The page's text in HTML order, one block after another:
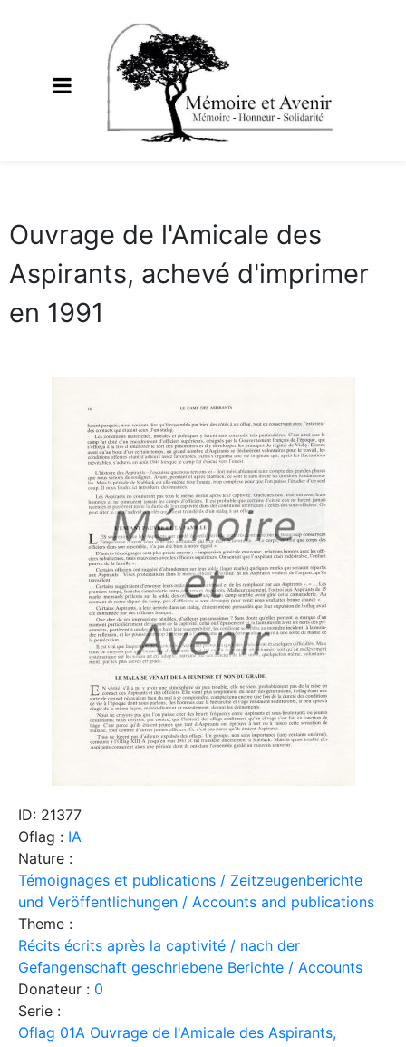
Ouvrage de l'Amicale des
Aspirants, achevé d'imprimer
en 1991
ID: 21377
Oflag : IA
Nature :
Témoignages et publications / Zeitzeugenberichte
und Veröffentlichungen / Accounts and publications
Theme :
Récits écrits après la captivité / nach der
Gefangenschaft geschriebene Berichte / Accounts
Donateur : 0
Serie :
Oflag 01A Ouvrage de l'Amicale des Aspirants,